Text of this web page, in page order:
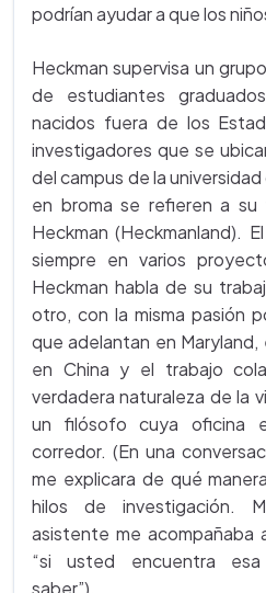
podrían ayudar a que los
Heckman supervisa un
de estudiantes
nacidos fuera de los
investigadores que se
del campus de la
en broma se refieren a
Heckman (Heckmanland).
siempre en varios
Heckman habla de su
otro, con la misma pasión
que adelantan en Maryland,
en China y el trabajo
verdadera naturaleza de la
un filósofo cuya oficina
corredor. (En una
me explicara de qué
hilos de investigación.
asistente me acompañaba
“si usted encuentra esa
saber”).